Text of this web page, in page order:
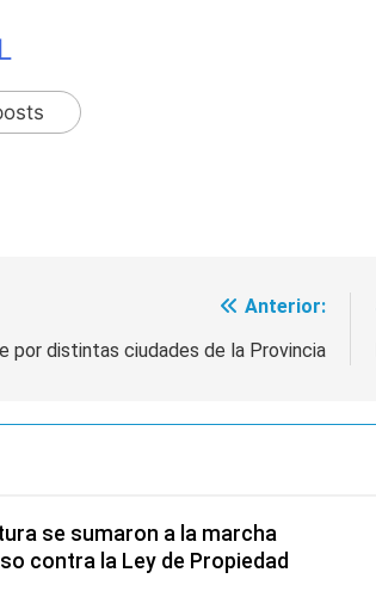
un asistente virtual para consultar
convocatoria en la obra teatral «Los
Anterior:
por distintas ciudades de la Provincia
se sumaron a la marcha
contra la Ley de Propiedad